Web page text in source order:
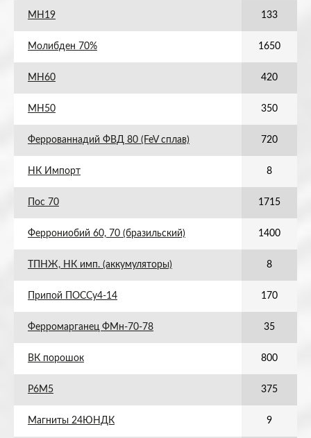
МН19 133
Молибден 70% 1650
МН60 420
МН50 350
Феррованнадий ФВД 80 (FeV сплав) 720
НК Импорт 8
Пос 70 1715
Феррониобий 60, 70 (бразильский) 1400
ТПНЖ, НК имп. (аккумуляторы) 8
Припой ПОССу4-14 170
Ферромарганец ФМн-70-78 35
ВК порошок 800
Р6М5 375
Магниты 24ЮНДК 9